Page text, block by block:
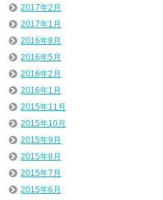
2017年2月
2017年1月
2016年8月
2016年5月
2016年2月
2016年1月
2015年11月
2015年10月
2015年9月
2015年8月
2015年7月
2015年6月